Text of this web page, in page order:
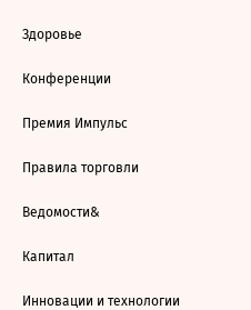
Здоровье
Конференции
Премия Импульс
Правила торговли
Ведомости&
Капитал
Инновации и технологии